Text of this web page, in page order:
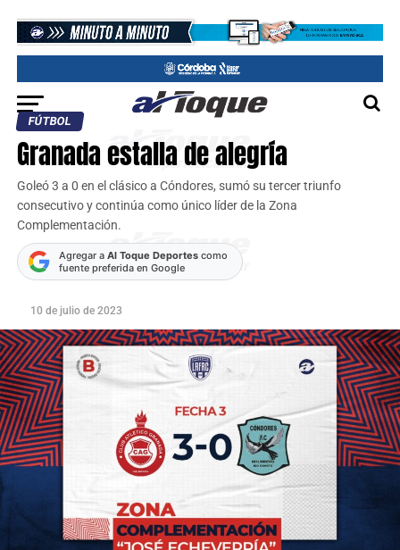
FÚTBOL
Granada estalla de alegría
Goleó 3 a 0 en el clásico a Cóndores, sumó su tercer triunfo
consecutivo y continúa como único líder de la Zona
Complementación.
Agregar a Al Toque Deportescomo
fuente preferida en Google
10 de julio de 2023